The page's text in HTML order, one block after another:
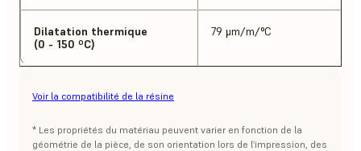
Dilatation thermique
(0 - 150 ºC)
79 μm/m/°C
Voir la compatibilité de la résine
* Les propriétés du matériau peuvent varier en fonction de la
géométrie de la pièce, de son orientation lors de l’impression, des